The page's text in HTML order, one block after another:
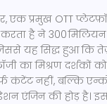
,एक प्रमुख OTT
करता हैने 300
यह सिद्ध हुआ कि
का मिश्रण दर्शकों
कंटेंट नहीं, बल्कि
एंजिन की होड़ है।